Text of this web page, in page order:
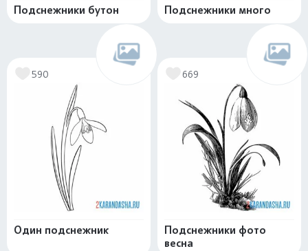
Подснежники бутон Подснежники много
590
Один подснежник
669
Подснежники фото
весна